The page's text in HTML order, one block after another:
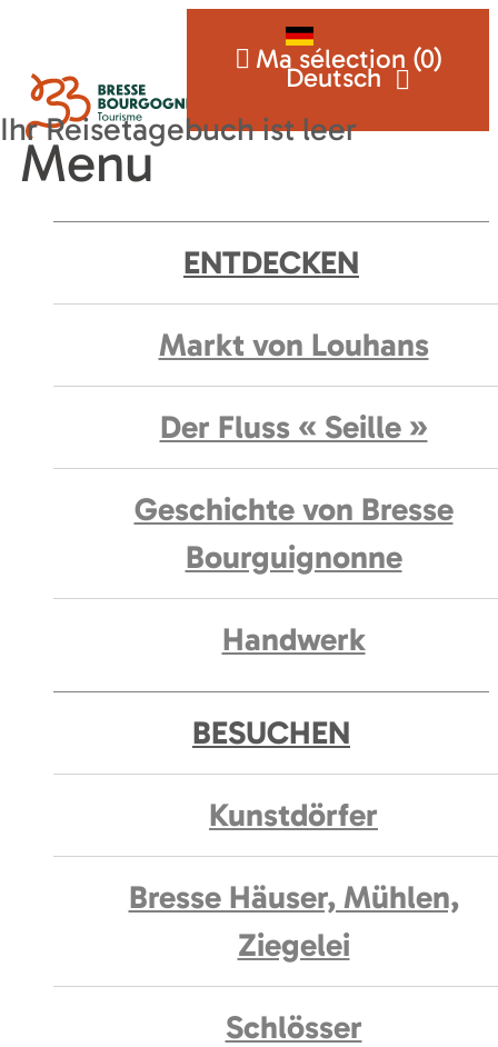
Deutsch
Ma sélection (0)
Menu
ENTDECKEN
Markt von Louhans
Der Fluss « Seille »
Geschichte von Bresse
Bourguignonne
Handwerk
BESUCHEN
Kunstdörfer
Bresse Häuser, Mühlen,
Ziegelei
Schlösser